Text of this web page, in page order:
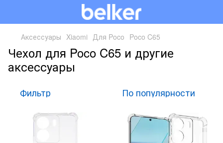
Аксессуары Xiaomi Для Poco Poco C65
Чехол для Poco C65 и другие
аксессуары
Фильтр По популярности